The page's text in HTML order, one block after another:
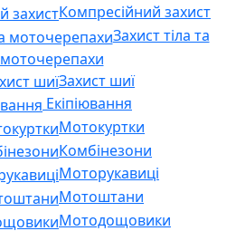
Компресійний захист
Захист тіла та
моточерепахи
Захист шиї
Екіпіювання
Мотокуртки
Комбінезони
Моторукавиці
Мотоштани
Мотодощовики